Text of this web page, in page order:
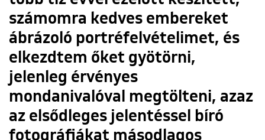
számomra kedves embereket
ábrázoló portréfelvételimet, és
elkezdtem őket gyötörni,
jelenleg érvényes
mondanivalóval megtölteni, azaz
az elsődleges jelentéssel bíró
fotográfiákat másodlagos